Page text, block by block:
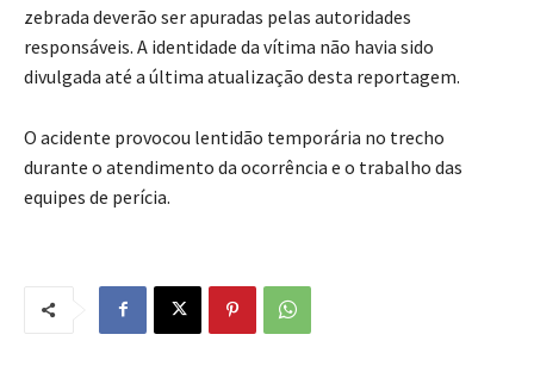
zebrada deverão ser apuradas pelas autoridades
responsáveis. A identidade da vítima não havia sido
divulgada até a última atualização desta reportagem.
O acidente provocou lentidão temporária no trecho
durante o atendimento da ocorrência e o trabalho das
equipes de perícia.